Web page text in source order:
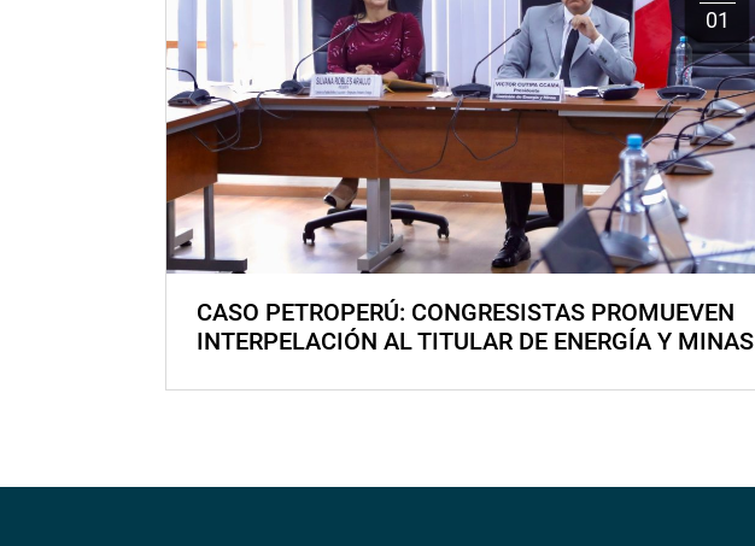
01
CASO PETROPERÚ: CONGRESISTAS PROMUEVEN
INTERPELACIÓN AL TITULAR DE ENERGÍA Y MINAS